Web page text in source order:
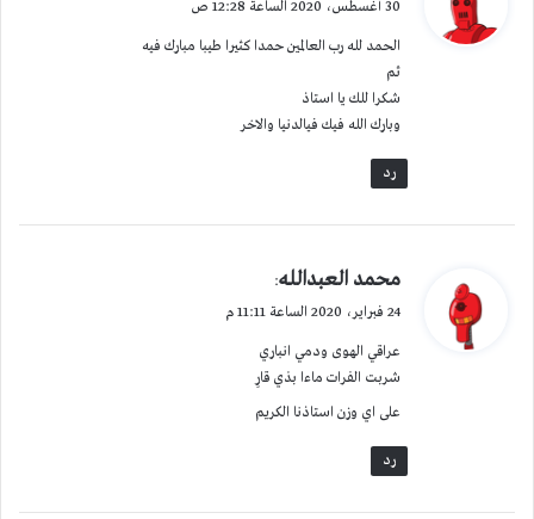
ل
30 أغسطس، 2020 الساعة 12:28 ص
الحمد لله رب العالمين حمدا كثيرا طيبا مبارك فيه
ثم
شكرا للك يا استاذ
وبارك الله فيك فيالدنيا والاخر
رد
ي
ل
محمد العبدالله:
24 فبراير، 2020 الساعة 11:11 م
عراقي الهوى ودمي انباري
شربت الفرات ماءا بذي قارِ
على اي وزن استاذنا الكريم
رد